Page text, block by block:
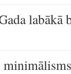
labākā